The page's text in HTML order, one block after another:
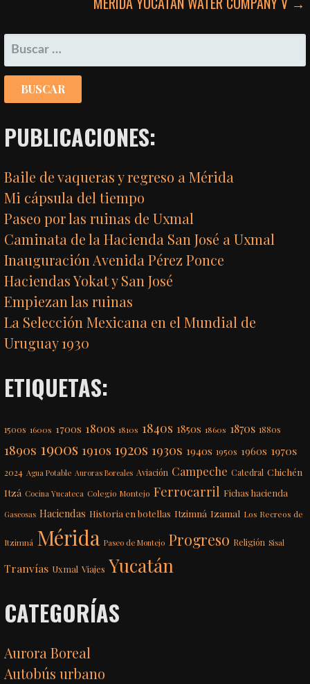
ENTRADAS
BUSCAR:
PUBLICACIONES:
Baile de vaqueras y regreso a Mérida
Mi cápsula del tiempo
Paseo por las ruinas de Uxmal
Caminata de la Hacienda San José a Uxmal
Inauguración Avenida Pérez Ponce
Haciendas Yokat y San José
Empiezan las ruinas
La Selección Mexicana en el Mundial de
Uruguay 1930
ETIQUETAS:
1500s 1600s 1700s 1800s 1810s 1840s 1850s 1860s 1870s 1880s
1890s 1900s 1910s 1920s 1930s 1940s 1950s 1960s 1970s
2024 Agua Potable Auroras Boreales Aviación Campeche Catedral Chichén
Itzá Cocina Yucateca Colegio Montejo Ferrocarril Fichas hacienda
Gaseosas Haciendas Historia en botellas Itzimná Izamal Los Recreos de
Itzimná Mérida Paseo de Montejo Progreso Religión Sisal
Tranvías Uxmal Viajes Yucatán
CATEGORÍAS
Aurora Boreal
Autobús urbano